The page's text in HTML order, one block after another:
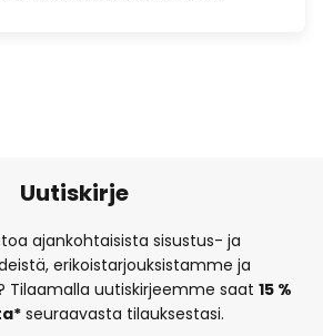
Uutiskirje
ajankohtaisista sisustus- ja
erikoistarjouksistamme ja
Tilaamalla uutiskirjeemme saat 15 %
seuraavasta tilauksestasi.